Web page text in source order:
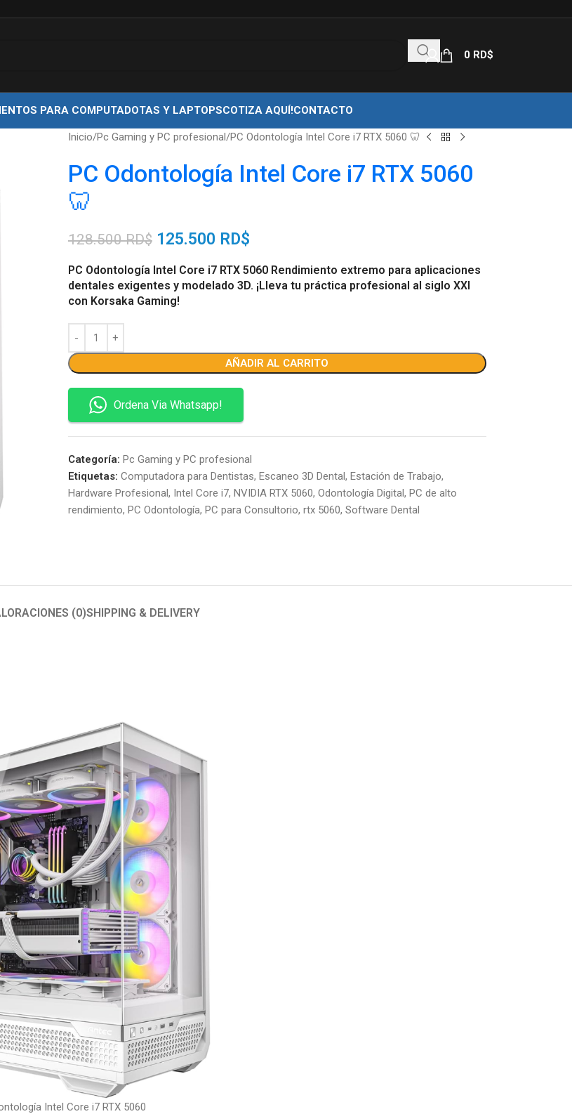
0 RD$
PARA COMPUTADOTAS Y LAPTOPSCOTIZA AQUÍ!CONTACTO
Inicio Pc Gaming y PC profesional PC Odontología Intel Core i7 RTX 5060 🦷
PC Odontología Intel Core i7 RTX 5060
🦷
128.500RD$ 125.500 RD$
PC Odontología Intel Core i7 RTX 5060 Rendimiento extremo para aplicaciones
dentales exigentes y modelado 3D. ¡Lleva tu práctica profesional al siglo XXI
con Korsaka Gaming!
AÑADIR AL CARRITO
Ordena Via Whatsapp!
Categoría: Pc Gaming y PC profesional
Etiquetas: Computadora para Dentistas, Escaneo 3D Dental, Estación de Trabajo,
Hardware Profesional, Intel Core i7, NVIDIA RTX 5060, Odontología Digital, PC de alto
rendimiento, PC Odontología, PC para Consultorio, rtx 5060, Software Dental
(0)SHIPPING & DELIVERY
Intel Core i7 RTX 5060